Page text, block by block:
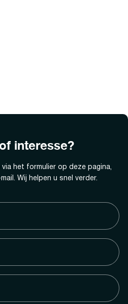
interesse?
het formulier op deze pagina,
Wij helpen u snel verder.